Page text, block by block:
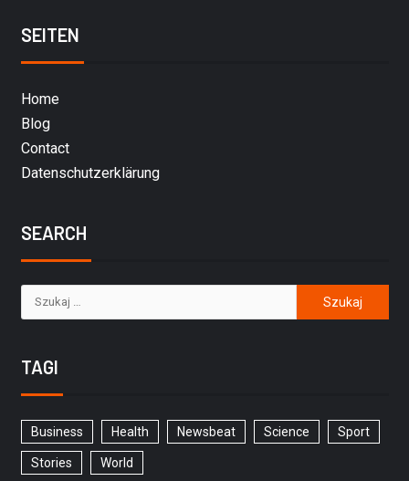
SEITEN
Home
Blog
Contact
Datenschutzerklärung
SEARCH
TAGI
Business Health Newsbeat Science Sport
Stories World